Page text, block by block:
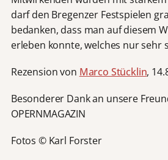
darf den Bregenzer Festspielen
bedanken, dass man auf diesem
erleben konnte, welches nur sehr
Rezension von Marco Stücklin,
Besonderer Dank an unsere
OPERNMAGAZIN
Fotos © Karl Forster